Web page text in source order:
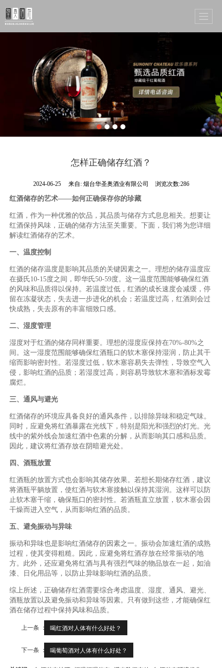
怎样正确储存红酒？
2024-06-25 来自: 烟台华圣奥酒业有限公司 浏览次数:286
红酒储存的艺术——如何正确保存你的珍藏
红酒，作为一种优雅的饮品，其品质与储存方式息息相关。想要让
红酒保持风味，正确的储存方法至关重要。下面，我们将为您详细
解读红酒储存的艺术。
一、温度控制
红酒的储存温度是影响其品质的关键因素之一。理想的储存温度应
在摄氏10-15度之间，即华氏50-59度。这一温度范围能够确保红酒
的风味和品质得以保持。若温度过低，红酒的成长速度会减缓，停
留在冻凝状态，失去进一步进化的机会；若温度过高，红酒则会过
快成熟，失去原有的丰富细致口感。
二、湿度管理
湿度对于红酒的储存同样重要。理想的湿度应保持在70%-80%之
间。这一湿度范围能够确保红酒瓶口的软木塞保持湿润，防止其干
缩而影响密封性。若湿度过低，软木塞容易失去弹性，导致空气入
侵，影响红酒的品质；若湿度过高，则容易导致软木塞和酒标发霉
腐烂。
三、通风与避光
红酒储存的环境应具备良好的通风条件，以排除异味和稳定气味。
同时，应避免将红酒暴露在光线下，特别是阳光和强烈的灯光。光
线中的紫外线会加速红酒中色素的分解，从而影响其口感和品质。
因此，建议将红酒存放在阴暗避光处。
四、酒瓶放置
红酒瓶的放置方式也会影响其储存效果。若想长期储存红酒，建议
将酒瓶平躺放置，使红酒与软木塞接触以保持其湿润。这样可以防
止软木塞干缩，确保瓶口的密封性。若酒瓶直立放置，软木塞会因
干燥而进入空气，从而影响红酒的品质。
五、避免振动与异味
振动和异味也是影响红酒储存的因素之一。振动会加速红酒的成熟
过程，使其变得粗糙。因此，应避免将红酒存放在经常振动的地
方。此外，还应避免将红酒与具有强烈气味的物品放在一起，如油
漆、日化用品等，以防止异味影响红酒的品质。
综上所述，正确储存红酒需要综合考虑温度、湿度、通风、避光、
酒瓶放置以及避免振动和异味等因素。只有做到这些，才能确保红
酒在储存过程中保持风味和品质。
上一条 ： 喝红酒对人体有什么好处？
下一条 ： 喝葡萄酒对人体有什么好处？